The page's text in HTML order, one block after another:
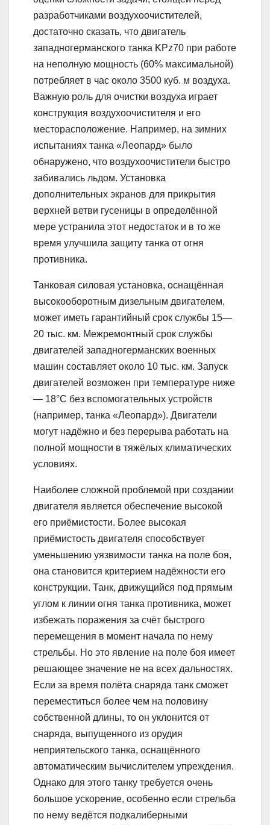
разработчиками воздухоочистителей,
достаточно сказать, что двигатель
западногерманского танка KPz70 при работе
на неполную мощность (60% максимальной)
потребляет в час около 3500 куб. м воздуха.
Важную роль для очистки воздуха играет
конструкция воздухоочистителя и его
месторасположение. Например, на зимних
испытаниях танка «Леопард» было
обнаружено, что воздухоочистители быстро
забивались льдом. Установка
дополнительных экранов для прикрытия
верхней ветви гусеницы в определённой
мере устранила этот недостаток и в то же
время улучшила защиту танка от огня
противника.
Танковая силовая установка, оснащённая
высокооборотным дизельным двигателем,
может иметь гарантийный срок службы 15—
20 тыс. км. Межремонтный срок службы
двигателей западногерманских военных
машин составляет около 10 тыс. км. Запуск
двигателей возможен при температуре ниже
— 18°С без вспомогательных устройств
(например, танка «Леопард»). Двигатели
могут надёжно и без перерыва работать на
полной мощности в тяжёлых климатических
условиях.
Наиболее сложной проблемой при создании
двигателя является обеспечение высокой
его приёмистости. Более высокая
приёмистость двигателя способствует
уменьшению уязвимости танка на поле боя,
она становится критерием надёжности его
конструкции. Танк, движущийся под прямым
углом к линии огня танка противника, может
избежать поражения за счёт быстрого
перемещения в момент начала по нему
стрельбы. Но это явление на поле боя имеет
решающее значение не на всех дальностях.
Если за время полёта снаряда танк сможет
переместиться более чем на половину
собственной длины, то он уклонится от
снаряда, выпущенного из орудия
неприятельского танка, оснащённого
автоматическим вычислителем упреждения.
Однако для этого танку требуется очень
большое ускорение, особенно если стрельба
по нему ведётся подкалиберными